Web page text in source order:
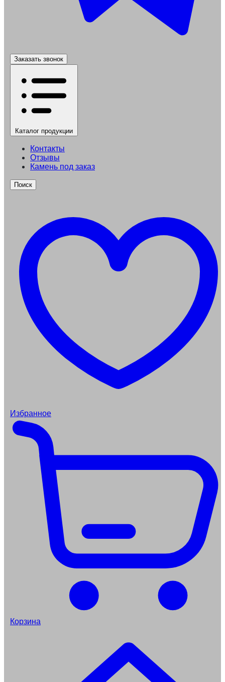
Заказать звонок
Каталог продукции
Контакты
Отзывы
Камень под заказ
Поиск
Избранное
Корзина